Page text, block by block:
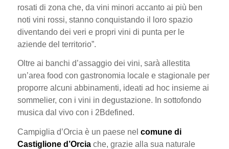
rosati di zona che, da vini minori accanto ai più ben
noti vini rossi, stanno conquistando il loro spazio
diventando dei veri e propri vini di punta per le
aziende del territorio”.
Oltre ai banchi d’assaggio dei vini, sarà allestita
un’area food con gastronomia locale e stagionale per
proporre alcuni abbinamenti, ideati ad hoc insieme ai
sommelier, con i vini in degustazione. In sottofondo
musica dal vivo con i 2Bdefined.
Campiglia d’Orcia è un paese nel comune di
Castiglione d’Orciache, grazie alla sua naturale